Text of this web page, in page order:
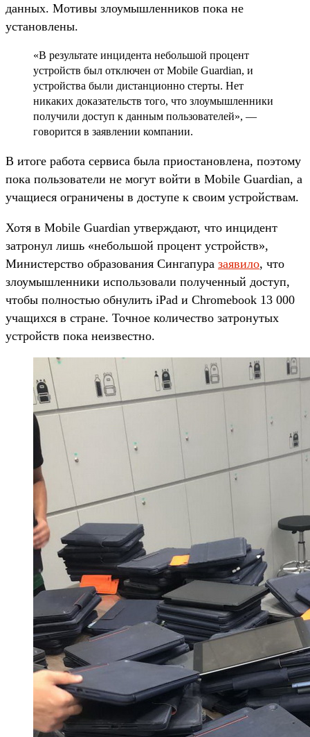
данных. Мотивы злоумышленников пока не
установлены.
«В результате инцидента небольшой процент
устройств был отключен от Mobile Guardian, и
устройства были дистанционно стерты. Нет
никаких доказательств того, что злоумышленники
получили доступ к данным пользователей», —
говорится в заявлении компании.
В итоге работа сервиса была приостановлена, поэтому
пока пользователи не могут войти в Mobile Guardian, а
учащиеся ограничены в доступе к своим устройствам.
Хотя в Mobile Guardian утверждают, что инцидент
затронул лишь «небольшой процент устройств»,
Министерство образования Сингапура заявило, что
злоумышленники использовали полученный доступ,
чтобы полностью обнулить iPad и Chromebook 13 000
учащихся в стране. Точное количество затронутых
устройств пока неизвестно.